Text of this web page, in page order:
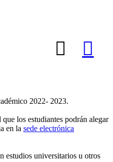
2022- 2023.
los estudiantes podrán alegar
en la sede electrónica
estudios universitarios u otros